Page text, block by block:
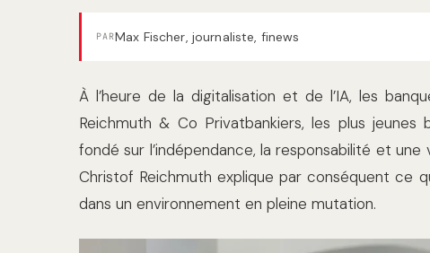
PARMax Fischer, journaliste, finews
À l’heure de la digitalisation et de l’IA, les
Reichmuth & Co Privatbankiers, les plus
fondé sur l’indépendance, la responsabilité et
Christof Reichmuth explique par conséquent ce
dans un environnement en pleine mutation.